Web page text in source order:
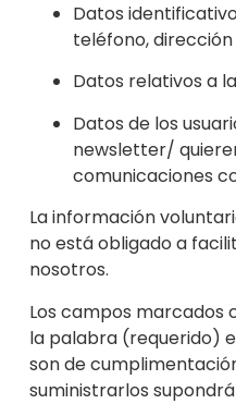
Datos
teléfono,
Datos relativos a
Datos de los
newsletter/
comunicaciones
La información
no está obligado a
nosotros.
Los campos marcados
la palabra (requerido)
son de
suministrarlos